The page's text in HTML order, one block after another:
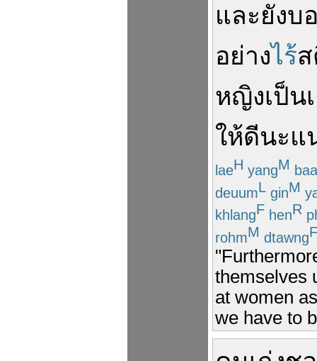
และยังบ
อย่างไร้
หญิงเป็น
ให้ดีนะแ
laeH yangM
deuumL ginM
khlangF henR
rohmM dtawngF
themselves
at women
we have to